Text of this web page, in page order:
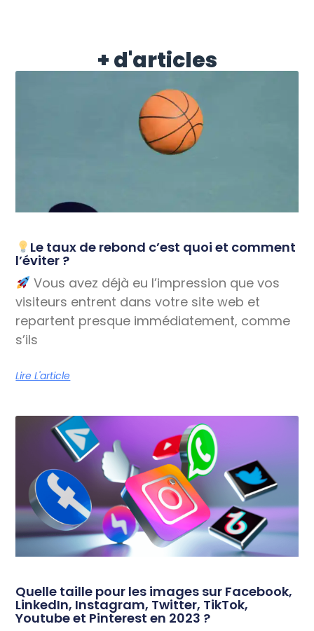
+ d'articles
Le taux de rebond c’est quoi et comment
l’éviter ?
Vous avez déjà eu l’impression que vos
visiteurs entrent dans votre site web et
repartent presque immédiatement, comme
s’ils
Lire L'article
Quelle taille pour les images sur Facebook,
LinkedIn, Instagram, Twitter, TikTok,
Youtube et Pinterest en 2023 ?